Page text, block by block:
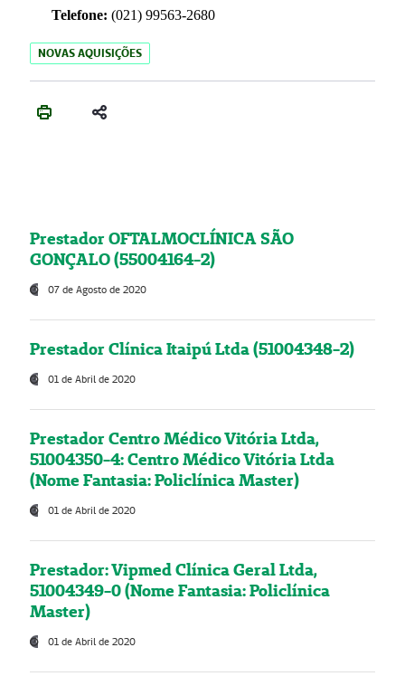
Telefone: (021) 99563-2680
NOVAS AQUISIÇÕES
Prestador OFTALMOCLÍNICA SÃO
GONÇALO (55004164-2)
07 de Agosto de 2020
Prestador Clínica Itaipú Ltda (51004348-2)
01 de Abril de 2020
Prestador Centro Médico Vitória Ltda,
51004350-4: Centro Médico Vitória Ltda
(Nome Fantasia: Policlínica Master)
01 de Abril de 2020
Prestador: Vipmed Clínica Geral Ltda,
51004349-0 (Nome Fantasia: Policlínica
Master)
01 de Abril de 2020